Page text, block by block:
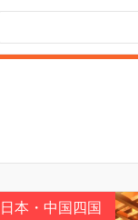
本・中国四国